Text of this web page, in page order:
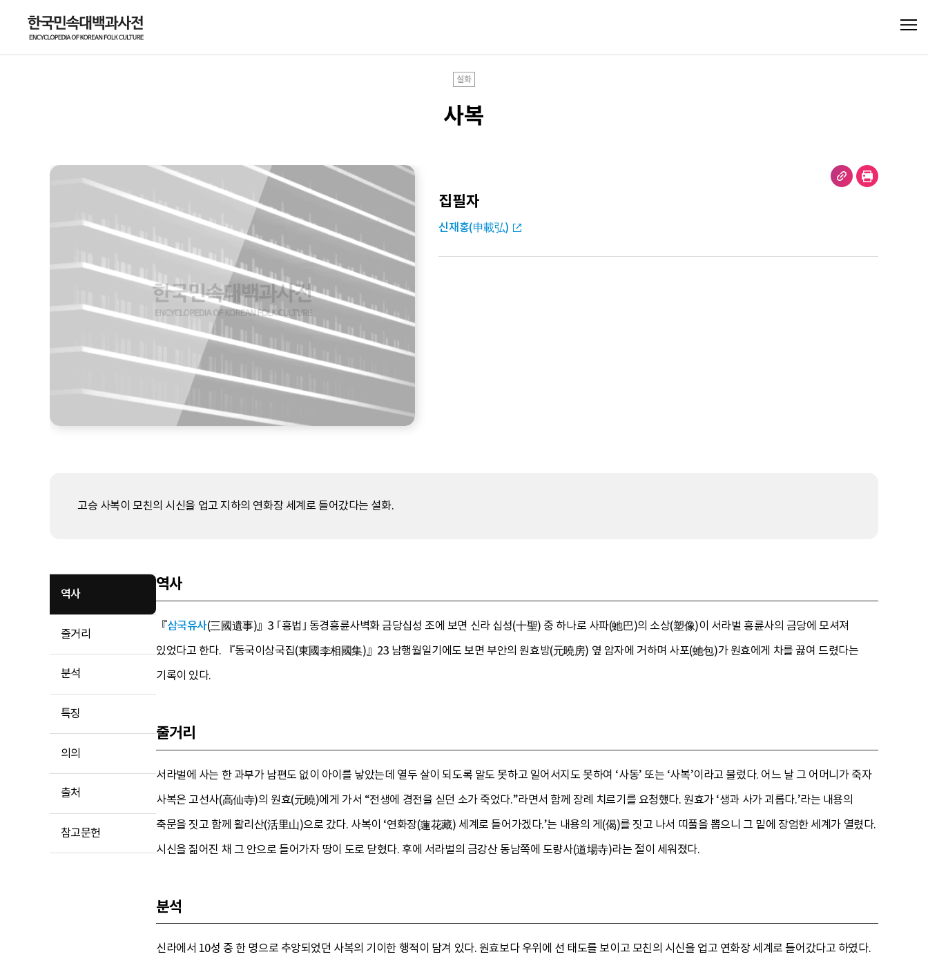
설화
사복
집필자
신재홍(申載弘)
고승 사복이 모친의 시신을 업고 지하의 연화장 세계로 들어갔다는 설화.
역사
줄거리
분석
특징
의의
출처
참고문헌
역사
『삼국유사(三國遺事)』3 ｢흥법｣ 동경흥륜사벽화 금당십성 조에 보면 신라 십성(十聖) 중 하나로 사파(虵巴)의 소상(塑像)이 서라벌 흥륜사의 금당에 모셔져
있었다고 한다. 『동국이상국집(東國李相國集)』23 남행월일기에도 보면 부안의 원효방(元曉房) 옆 암자에 거하며 사포(虵包)가 원효에게 차를 끓여 드렸다는
기록이 있다.
줄거리
서라벌에 사는 한 과부가 남편도 없이 아이를 낳았는데 열두 살이 되도록 말도 못하고 일어서지도 못하여 ‘사동’ 또는 ‘사복’이라고 불렀다. 어느 날 그 어머니가 죽자
사복은 고선사(高仙寺)의 원효(元曉)에게 가서 “전생에 경전을 싣던 소가 죽었다.”라면서 함께 장례 치르기를 요청했다. 원효가 ‘생과 사가 괴롭다.’라는 내용의
축문을 짓고 함께 활리산(活里山)으로 갔다. 사복이 ‘연화장(蓮花藏) 세계로 들어가겠다.’는 내용의 게(偈)를 짓고 나서 띠풀을 뽑으니 그 밑에 장엄한 세계가 열렸다.
시신을 짊어진 채 그 안으로 들어가자 땅이 도로 닫혔다. 후에 서라벌의 금강산 동남쪽에 도량사(道場寺)라는 절이 세워졌다.
분석
신라에서 10성 중 한 명으로 추앙되었던 사복의 기이한 행적이 담겨 있다. 원효보다 우위에 선 태도를 보이고 모친의 시신을 업고 연화장 세계로 들어갔다고 하였다.